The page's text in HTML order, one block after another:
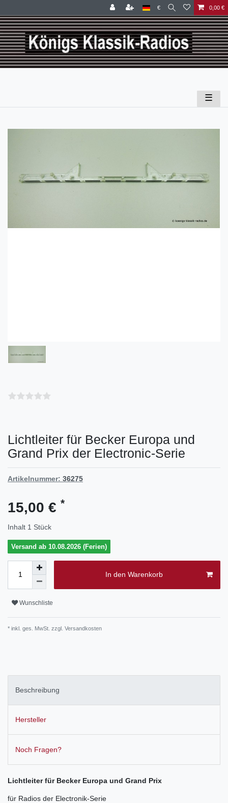
€ 0,00 €
☰
Lichtleiter für Becker Europa und
Grand Prix der Electronic-Serie
Artikelnummer: 36275
15,00 € *
Inhalt 1 Stück
Versand ab 10.08.2026 (Ferien)
In den Warenkorb
Wunschliste
* inkl. ges. MwSt. zzgl. Versandkosten
Beschreibung
Hersteller
Noch Fragen?
Lichtleiter für Becker Europa und Grand Prix
für Radios der Electronik-Serie